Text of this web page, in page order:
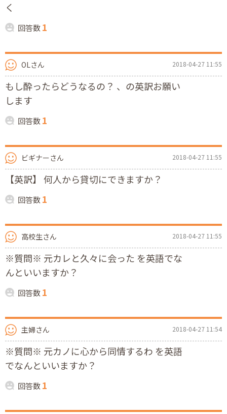
く
回答数1
OLさん 2018-04-27 11:55
もし酔ったらどうなるの？ 、の英訳お願い
します
回答数1
ビギナーさん 2018-04-27 11:55
【英訳】 何人から貸切にできますか？
回答数1
高校生さん 2018-04-27 11:55
※質問※ 元カレと久々に会った を英語でな
んといいますか？
回答数1
主婦さん 2018-04-27 11:54
※質問※ 元カノに心から同情するわ を英語
でなんといいますか？
回答数1